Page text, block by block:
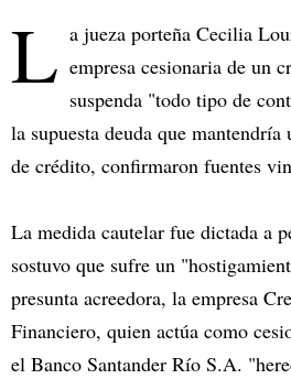
L a jueza porteña Cecilia
empresa cesionaria de un
suspenda "todo tipo de
la supuesta deuda que mantendría
de crédito, confirmaron fuentes
La medida cautelar fue dictada a
sostuvo que sufre un
presunta acreedora, la empresa
Financiero, quien actúa como
el Banco Santander Río S.A.